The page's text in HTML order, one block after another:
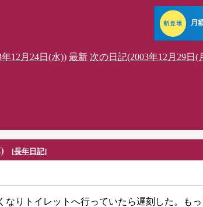
12月24日(水)) 最新 次の日記(2003年12月29日(
[長年日記]
なりトイレットへ行っていたら遅刻した。も